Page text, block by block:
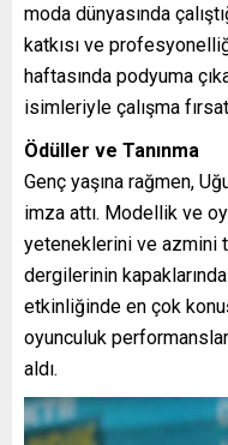
moda dünyasında
katkısı ve
haftasında podyuma
isimleriyle çalışma
Ödüller ve Tanınma
Genç yaşına rağmen,
imza attı. Modellik ve
yeteneklerini ve azmini
dergilerinin
etkinliğinde en çok
oyunculuk
aldı.